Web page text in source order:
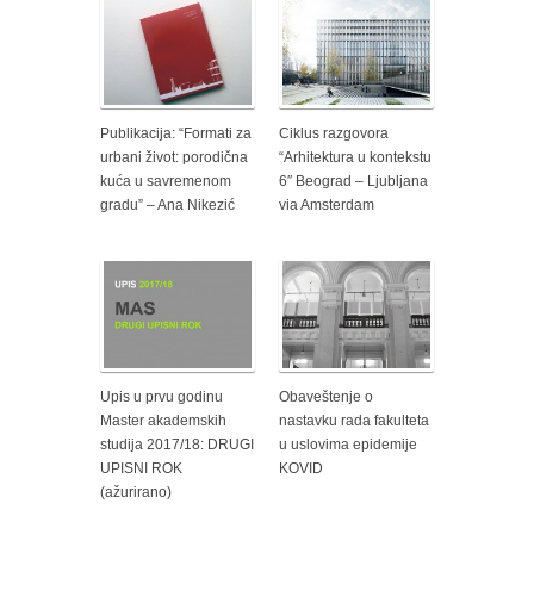
Publikacija: “Formati za
urbani život: porodična
kuća u savremenom
gradu” – Ana Nikezić
Ciklus razgovora
“Arhitektura u kontekstu
6″ Beograd – Ljubljana
via Amsterdam
Upis u prvu godinu
Master akademskih
studija 2017/18: DRUGI
UPISNI ROK
(ažurirano)
Obaveštenje o
nastavku rada fakulteta
u uslovima epidemije
KOVID